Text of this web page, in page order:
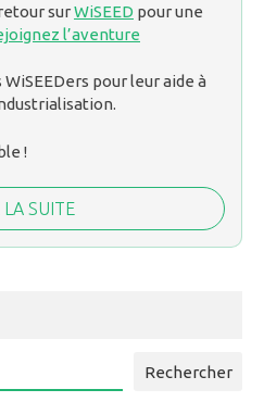
surWiSEED pour une
l’aventure
pour leur aide à
!
LA SUITE